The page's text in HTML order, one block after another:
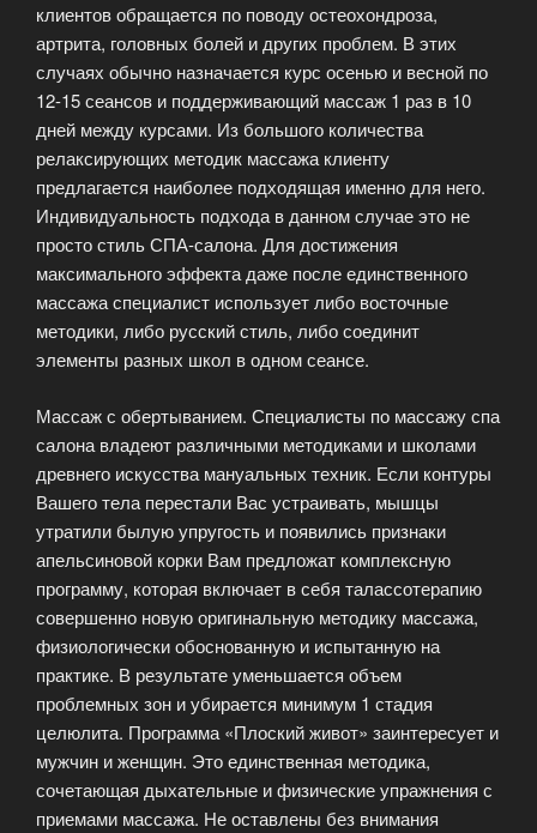
клиентов обращается по поводу остеохондроза,
артрита, головных болей и других проблем. В этих
случаях обычно назначается курс осенью и весной по
12-15 сеансов и поддерживающий массаж 1 раз в 10
дней между курсами. Из большого количества
релаксирующих методик массажа клиенту
предлагается наиболее подходящая именно для него.
Индивидуальность подхода в данном случае это не
просто стиль СПА-салона. Для достижения
максимального эффекта даже после единственного
массажа специалист использует либо восточные
методики, либо русский стиль, либо соединит
элементы разных школ в одном сеансе.
Массаж с обертыванием. Специалисты по массажу спа
салона владеют различными методиками и школами
древнего искусства мануальных техник. Если контуры
Вашего тела перестали Вас устраивать, мышцы
утратили былую упругость и появились признаки
апельсиновой корки Вам предложат комплексную
программу, которая включает в себя талассотерапию
совершенно новую оригинальную методику массажа,
физиологически обоснованную и испытанную на
практике. В результате уменьшается объем
проблемных зон и убирается минимум 1 стадия
целюлита. Программа «Плоский живот» заинтересует и
мужчин и женщин. Это единственная методика,
сочетающая дыхательные и физические упражнения с
приемами массажа. Не оставлены без внимания